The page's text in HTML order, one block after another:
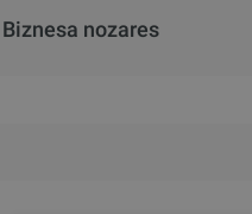
Biznesa nozares